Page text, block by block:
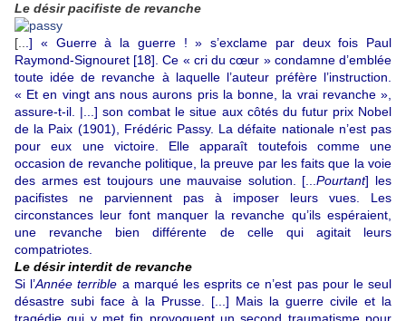
Le désir pacifiste de revanche
[..
.] « Guerre à la guerre ! » s’exclame par deux fois Paul
Raymond-Signouret [18] . Ce « cri du cœur » condamne d’emblée
toute idée de revanche à laquelle l’auteur préfère l’instruction.
« Et en vingt ans nous aurons pris la bonne, la vrai revanche »,
assure-t-il. |...] son combat le situe aux côtés du futur prix Nobel
de la Paix (1901), Frédéric Passy. La défaite nationale n’est pas
pour eux une victoire. Elle apparaît toutefois comme une
occasion de revanche politique, la preuve par les faits que la voie
des armes est toujours une mauvaise solution. [...Pourtant] les
pacifistes ne parviennent pas à imposer leurs vues. Les
circonstances leur font manquer la revanche qu’ils espéraient,
une revanche bien différente de celle qui agitait leurs
compatriotes.
Le désir interdit de revanche
Si l’Année terrible a marqué les esprits ce n’est pas pour le seul
désastre subi face à la Prusse. [...] Mais la guerre civile et la